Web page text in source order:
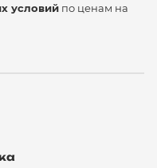
условий по ценам на